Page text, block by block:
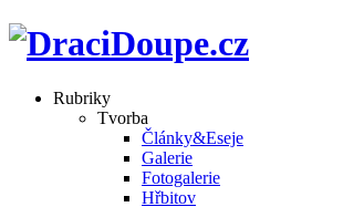
Rubriky
Tvorba
Články&Eseje
Galerie
Fotogalerie
Hřbitov